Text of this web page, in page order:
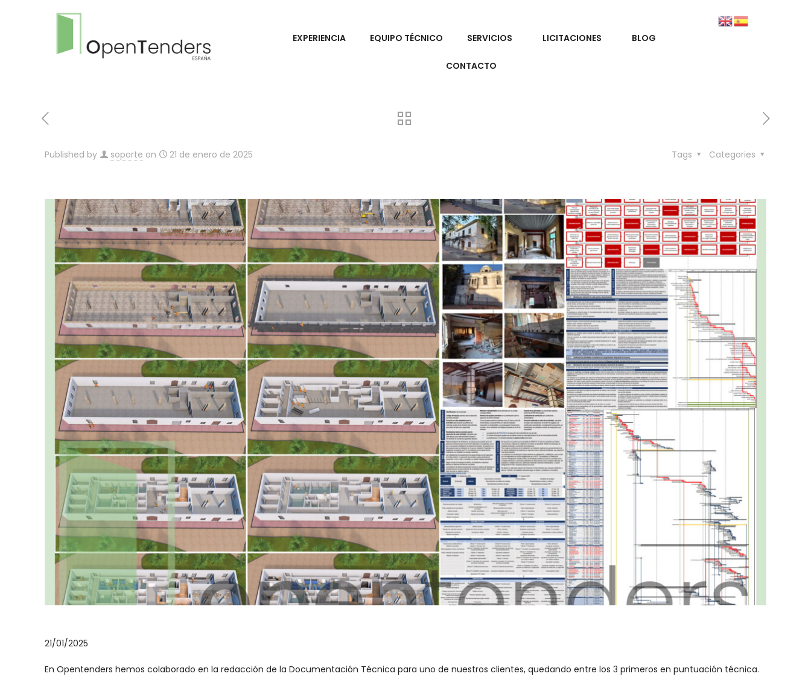
EXPERIENCIA EQUIPO TÉCNICO SERVICIOS LICITACIONES BLOG
CONTACTO
Published by soporte on 21 de enero de 2025 Categories
Tags
21/01/2025
En Opentenders hemos colaborado en la redacción de la Documentación Técnica para uno de nuestros clientes, quedando entre los 3 primeros en puntuación técnica.